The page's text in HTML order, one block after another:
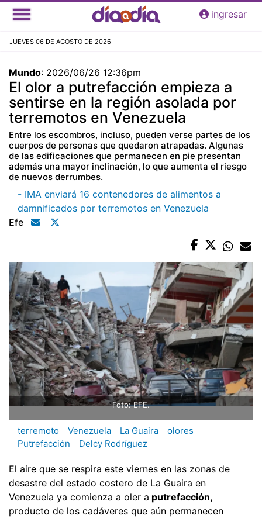
Pasar
al
principal
ingresar
JUEVES 06 DE AGOSTO DE 2026
Mundo: 2026/06/26 12:36pm
El olor a putrefacción empieza a
sentirse en la región asolada por
terremotos en Venezuela
Entre los escombros, incluso, pueden verse partes de los
cuerpos de personas que quedaron atrapadas. Algunas
de las edificaciones que permanecen en pie presentan
además una mayor inclinación, lo que aumenta el riesgo
de nuevos derrumbes.
- IMA enviará 16 contenedores de alimentos a
damnificados por terremotos en Venezuela
Efe
Foto: EFE.
terremoto Venezuela La Guaira
olores
Putrefacción
Delcy Rodríguez
El aire que se respira este viernes en las zonas de
desastre del estado costero de La Guaira en
Venezuela ya comienza a oler a putrefacción,
producto de los cadáveres que aún permanecen